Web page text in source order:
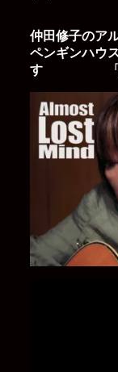
仲田修子のア
ペンギンハウ
す 「定価